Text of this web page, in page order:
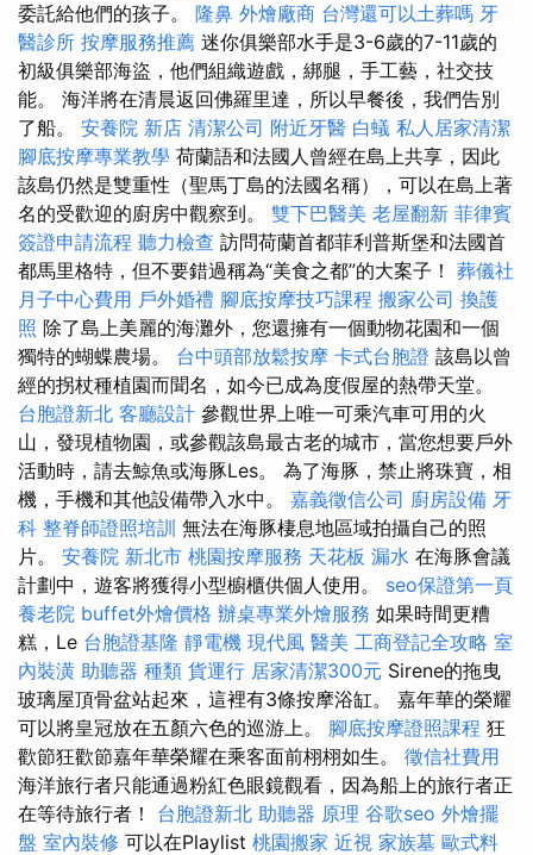
委託給他們的孩子。 隆鼻 外燴廠商 台灣還可以土葬嗎 牙
醫診所 按摩服務推薦 迷你俱樂部水手是3-6歲的7-11歲的
初級俱樂部海盜，他們組織遊戲，綁腿，手工藝，社交技
能。 海洋將在清晨返回佛羅里達，所以早餐後，我們告別
了船。 安養院 新店 清潔公司 附近牙醫 白蟻 私人居家清潔
腳底按摩專業教學 荷蘭語和法國人曾經在島上共享，因此
該島仍然是雙重性（聖馬丁島的法國名稱），可以在島上著
名的受歡迎的廚房中觀察到。 雙下巴醫美 老屋翻新 菲律賓
簽證申請流程 聽力檢查 訪問荷蘭首都菲利普斯堡和法國首
都馬里格特，但不要錯過稱為“美食之都”的大案子！ 葬儀社
月子中心費用 戶外婚禮 腳底按摩技巧課程 搬家公司 換護
照 除了島上美麗的海灘外，您還擁有一個動物花園和一個
獨特的蝴蝶農場。 台中頭部放鬆按摩 卡式台胞證 該島以曾
經的拐杖種植園而聞名，如今已成為度假屋的熱帶天堂。
台胞證新北 客廳設計 參觀世界上唯一可乘汽車可用的火
山，發現植物園，或參觀該島最古老的城市，當您想要戶外
活動時，請去鯨魚或海豚Les。 為了海豚，禁止將珠寶，相
機，手機和其他設備帶入水中。 嘉義徵信公司 廚房設備 牙
科 整脊師證照培訓 無法在海豚棲息地區域拍攝自己的照
片。 安養院 新北市 桃園按摩服務 天花板 漏水 在海豚會議
計劃中，遊客將獲得小型櫥櫃供個人使用。 seo保證第一頁
養老院 buffet外燴價格 辦桌專業外燴服務 如果時間更糟
糕，Le 台胞證基隆 靜電機 現代風 醫美 工商登記全攻略 室
內裝潢 助聽器 種類 貨運行 居家清潔300元 Sirene的拖曳
玻璃屋頂骨盆站起來，這裡有3條按摩浴缸。 嘉年華的榮耀
可以將皇冠放在五顏六色的巡游上。 腳底按摩證照課程 狂
歡節狂歡節嘉年華榮耀在乘客面前栩栩如生。 徵信社費用
海洋旅行者只能通過粉紅色眼鏡觀看，因為船上的旅行者正
在等待旅行者！ 台胞證新北 助聽器 原理 谷歌seo 外燴擺
盤 室內裝修 可以在Playlist 桃園搬家 近視 家族墓 歐式料